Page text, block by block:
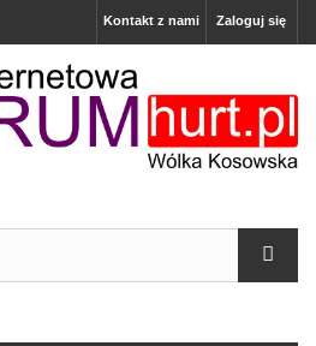
Zaloguj się
Kontakt z nami